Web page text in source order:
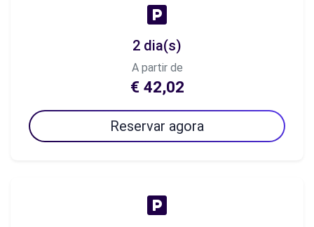
2 dia(s)
A partir de
€ 42,02
Reservar agora